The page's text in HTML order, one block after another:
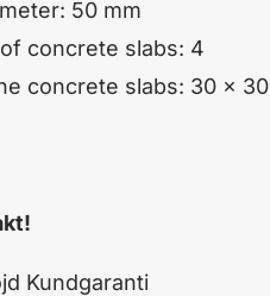
50 mm
concrete slabs: 4
concrete slabs: 30 x 30
Kundgaranti